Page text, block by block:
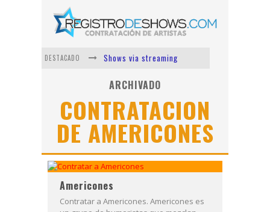
DESTACADO
Shows via streaming
Lit Killah
Nicki Nicole
Duki
Vi Em
Los Ángeles Azules
ARCHIVADO
CONTRATACION
DE AMERICONES
Americones
Contratar a Americones. Americones es